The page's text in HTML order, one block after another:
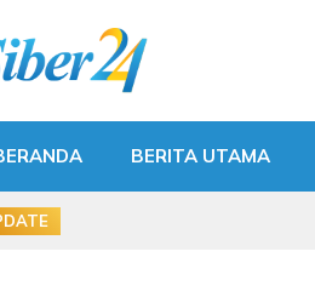
BERITA UTAMA